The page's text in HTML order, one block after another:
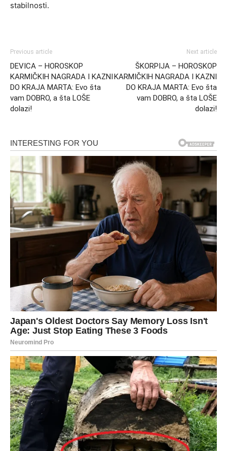
stabilnosti.
Previous article
DEVICA – HOROSKOP
KARMIČKIH NAGRADA I KAZNI
DO KRAJA MARTA: Evo šta
vam DOBRO, a šta LOŠE
dolazi!
Next article
ŠKORPIJA – HOROSKOP
KARMIČKIH NAGRADA I KAZNI
DO KRAJA MARTA: Evo šta
vam DOBRO, a šta LOŠE
dolazi!